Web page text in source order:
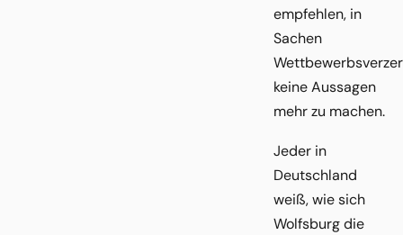
empfehlen, in
Sachen
keine Aussagen
mehr zu machen.
Jeder in
Deutschland
weiß, wie sich
Wolfsburg die